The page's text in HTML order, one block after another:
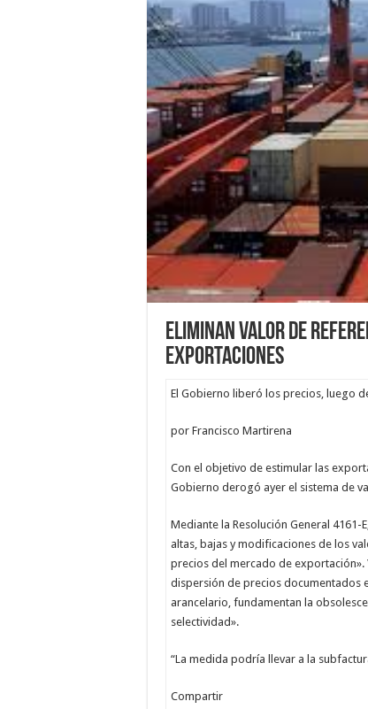
Eliminan valor de
exportaciones
El Gobierno liberó los precios, luego
por Francisco Martirena
Con el objetivo de estimular las
Gobierno derogó ayer el sistema de
Mediante la Resolución General
altas, bajas y modificaciones de los
precios del mercado de exportación».
dispersión de precios documentados
arancelario, fundamentan la
selectividad».
“La medida podría llevar a la
Compartir